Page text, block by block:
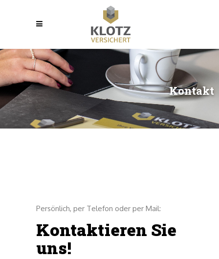
Kontakt
Persönlich, per Telefon oder per Mail:
Kontaktieren Sie
uns!